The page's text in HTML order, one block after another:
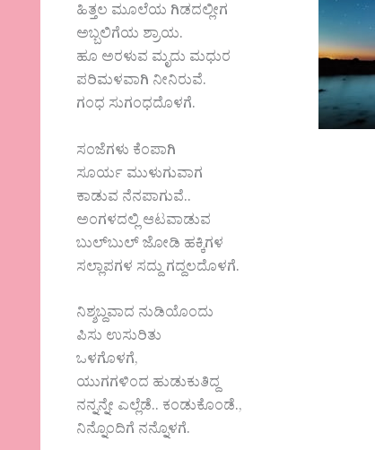
ಹಿತ್ತಲ ಮೂಲೆಯ ಗಿಡದಲ್ಲೀಗ
ಅಬ್ಬಲಿಗೆಯ ಶ್ರಾಯ.
ಹೂ ಅರಳುವ ಮೃದು ಮಧುರ
ಪರಿಮಳವಾಗಿ ನೀನಿರುವೆ.
ಗಂಧ ಸುಗಂಧದೊಳಗೆ.
ಸಂಜೆಗಳು ಕೆಂಪಾಗಿ
ಸೂರ್ಯ ಮುಳುಗುವಾಗ
ಕಾಡುವ ನೆನಪಾಗುವೆ..
ಅಂಗಳದಲ್ಲಿ ಆಟವಾಡುವ
ಬುಲ್‍ಬುಲ್ ಜೋಡಿ ಹಕ್ಕಿಗಳ
ಸಲ್ಲಾಪಗಳ ಸದ್ದು ಗದ್ದಲದೊಳಗೆ.
ನಿಶ್ಶಬ್ದವಾದ ನುಡಿಯೊಂದು
ಪಿಸು ಉಸುರಿತು
ಒಳಗೊಳಗೆ,
ಯುಗಗಳಿಂದ ಹುಡುಕುತಿದ್ದ
ನನ್ನನ್ನೇ ಎಲ್ಲೆಡೆ.. ಕಂಡುಕೊಂಡೆ.,
ನಿನ್ನೊಂದಿಗೆ ನನ್ನೊಳಗೆ.